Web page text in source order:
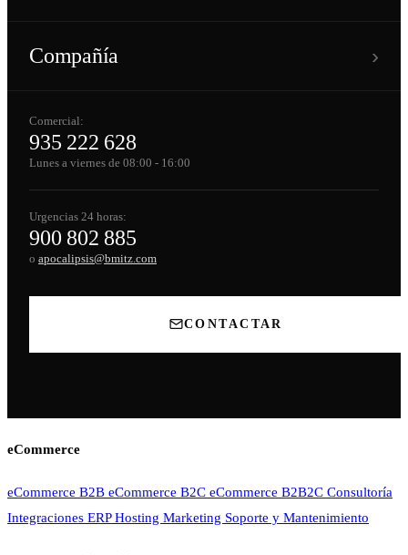
Compañía ›
Comercial:
935 222 628
Lunes a viernes de 08:00 - 16:00
Urgencias 24 horas:
900 802 885
o apocalipsis@bmitz.com
CONTACTAR
eCommerce
eCommerce B2B eCommerce B2C eCommerce B2B2C Consultoría
Integraciones ERPHosting Marketing Soporte y Mantenimiento